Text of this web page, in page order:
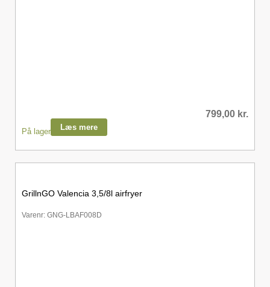
799,00 kr.
På lager Læs mere
GrillnGO Valencia 3,5/8l airfryer
Varenr: GNG-LBAF008D